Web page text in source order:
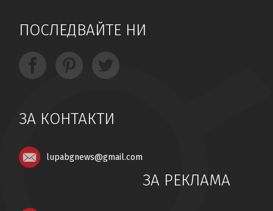
ПОСЛЕДВАЙТЕ НИ
ЗА КОНТАКТИ
lupabgnews@gmail.com
ЗА РЕКЛАМА